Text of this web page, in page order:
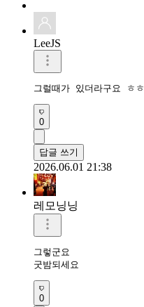
LeeJS
그럴때가 있더라구요 ㅎㅎ
0
답글 쓰기
2026.06.01 21:38
레모닝닝
그렇군요
굿밤되세요
0